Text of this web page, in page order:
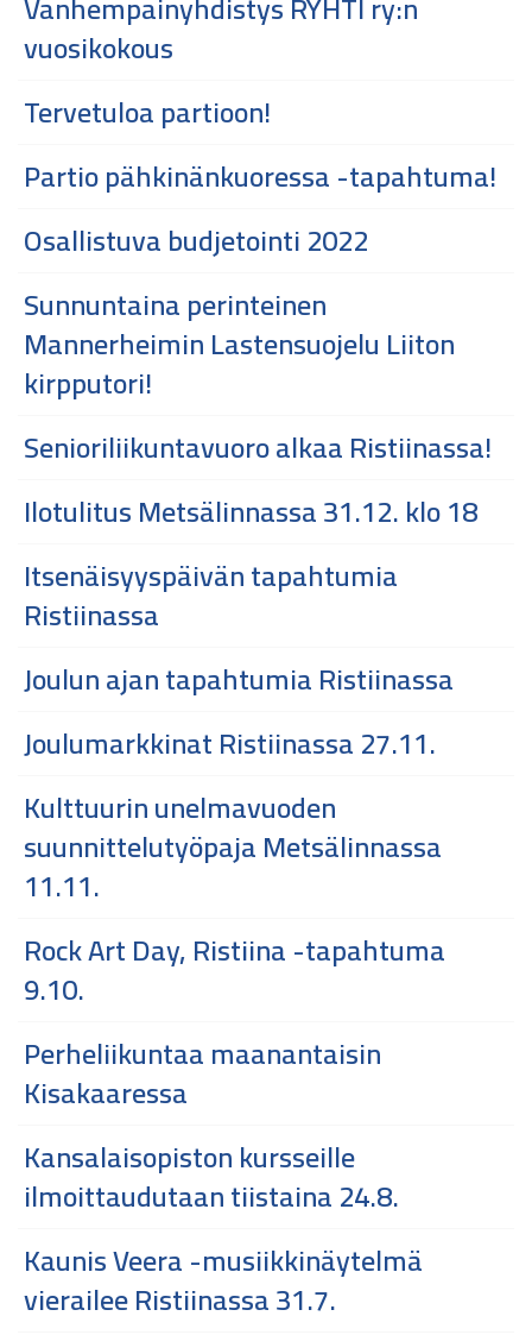
vuosikokous
Tervetuloa partioon!
Partio pähkinänkuoressa -tapahtuma!
Osallistuva budjetointi 2022
Sunnuntaina perinteinen
Mannerheimin Lastensuojelu Liiton
kirpputori!
Senioriliikuntavuoro alkaa Ristiinassa!
Ilotulitus Metsälinnassa 31.12. klo 18
Itsenäisyyspäivän tapahtumia
Ristiinassa
Joulun ajan tapahtumia Ristiinassa
Joulumarkkinat Ristiinassa 27.11.
Kulttuurin unelmavuoden
suunnittelutyöpaja Metsälinnassa
11.11.
Rock Art Day, Ristiina -tapahtuma
9.10.
Perheliikuntaa maanantaisin
Kisakaaressa
Kansalaisopiston kursseille
ilmoittaudutaan tiistaina 24.8.
Kaunis Veera -musiikkinäytelmä
vierailee Ristiinassa 31.7.